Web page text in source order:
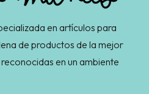
en artículos para
de productos de la mejor
en un ambiente